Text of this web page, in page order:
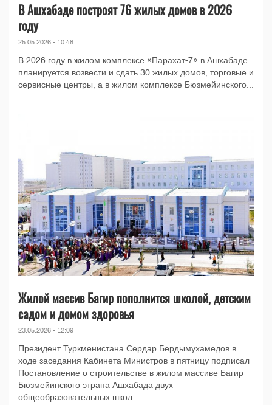
В Ашхабаде построят 76 жилых домов в 2026
году
25.05.2026 - 10:48
В 2026 году в жилом комплексе «Парахат-7» в Ашхабаде
планируется возвести и сдать 30 жилых домов, торговые и
сервисные центры, а в жилом комплексе Бюзмейинского...
Жилой массив Багир пополнится школой, детским
садом и домом здоровья
23.05.2026 - 12:09
Президент Туркменистана Сердар Бердымухамедов в
ходе заседания Кабинета Министров в пятницу подписал
Постановление о строительстве в жилом массиве Багир
Бюзмейинского этрапа Ашхабада двух
общеобразовательных школ...